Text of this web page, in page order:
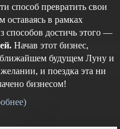
способ превратить свои
оставаясь в рамках
способов достичь этого —
Начав этот бизнес,
ближайшем будущем Луну и
и поездка эта ни
бизнесом!